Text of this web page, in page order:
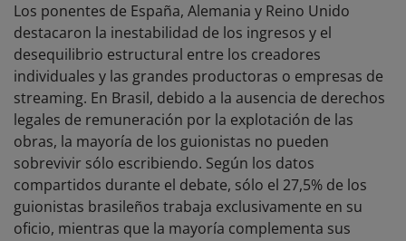
Los ponentes de España, Alemania y Reino Unido
destacaron la inestabilidad de los ingresos y el
desequilibrio estructural entre los creadores
individuales y las grandes productoras o empresas de
streaming. En Brasil, debido a la ausencia de derechos
legales de remuneración por la explotación de las
obras, la mayoría de los guionistas no pueden
sobrevivir sólo escribiendo. Según los datos
compartidos durante el debate, sólo el 27,5% de los
guionistas brasileños trabaja exclusivamente en su
oficio, mientras que la mayoría complementa sus